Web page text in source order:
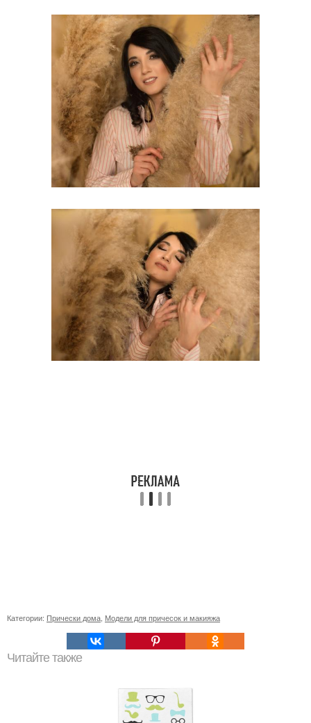
Категории: Прически дома Модели для причесок и макияжа
Читайте также